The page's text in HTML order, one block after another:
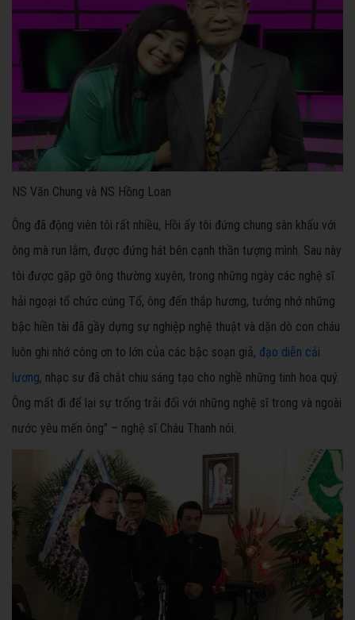
NS Văn Chung và NS Hồng Loan
Ông đã động viên tôi rất nhiều, Hồi ấy tôi đứng chung sân khấu với
ông mà run lắm, được đứng hát bên cạnh thần tượng mình. Sau này
tôi được gặp gỡ ông thường xuyên, trong những ngày các nghệ sĩ
hải ngoại tổ chức cúng Tổ, ông đến thắp hương, tưởng nhớ những
bậc hiền tài đã gầy dựng sự nghiệp nghệ thuật và dặn dò con cháu
luôn ghi nhớ công ơn to lớn của các bậc soạn giả, đạo diễn cải
lương, nhạc sư đã chắt chiu sáng tạo cho nghề những tinh hoa quý.
Ông mất đi để lại sự trống trải đối với những nghệ sĩ trong và ngoài
nước yêu mến ông" – nghệ sĩ Châu Thanh nói.